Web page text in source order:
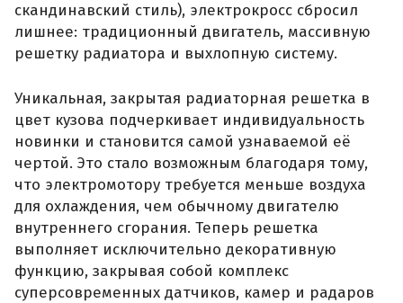
скандинавский стиль), электрокросс сбросил
лишнее: традиционный двигатель, массивную
решетку радиатора и выхлопную систему.
Уникальная, закрытая радиаторная решетка в
цвет кузова подчеркивает индивидуальность
новинки и становится самой узнаваемой её
чертой. Это стало возможным благодаря тому,
что электромотору требуется меньше воздуха
для охлаждения, чем обычному двигателю
внутреннего сгорания. Теперь решетка
выполняет исключительно декоративную
функцию, закрывая собой комплекс
суперсовременных датчиков, камер и радаров